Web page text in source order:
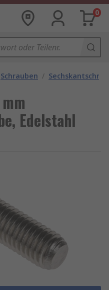
0
Schrauben /
Edelstahl